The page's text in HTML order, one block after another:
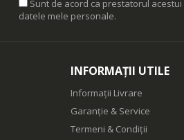
Sunt de acord ca prestatorul
datele mele personale.
INFORMAȚII UTILE
Informații Livrare
Garanție & Service
Termeni & Condiții